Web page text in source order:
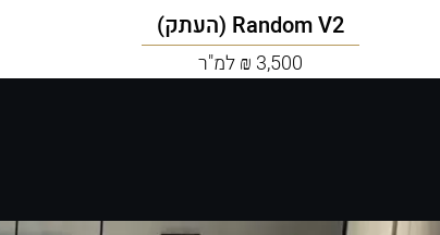
Random V2 (העתק)
3,500 ₪ למ"ר